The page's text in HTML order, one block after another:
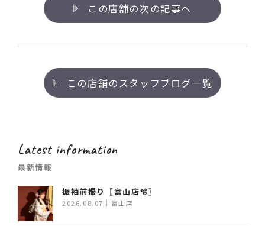
この店舗の次の記事へ
この店舗のスタッフブログ一覧
Latest information
最新情報
振袖前撮り〖富山店🫧〗
2026.08.07｜富山店